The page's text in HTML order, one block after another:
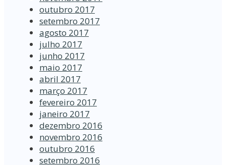
outubro 2017
setembro 2017
agosto 2017
julho 2017
junho 2017
maio 2017
abril 2017
março 2017
fevereiro 2017
janeiro 2017
dezembro 2016
novembro 2016
outubro 2016
setembro 2016